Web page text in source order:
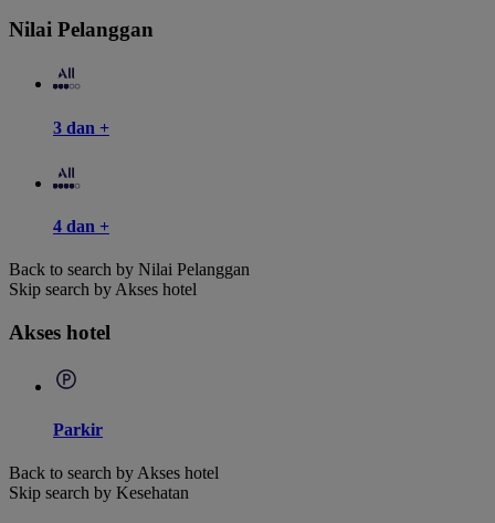
Nilai Pelanggan
3 dan +
4 dan +
Back to search by Nilai Pelanggan
Skip search by Akses hotel
Akses hotel
Parkir
Back to search by Akses hotel
Skip search by Kesehatan